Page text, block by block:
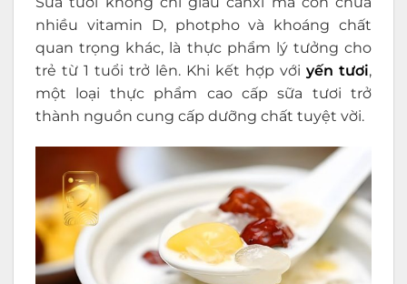
nhiều vitamin D, photpho và khoáng chất
quan trọng khác, là thực phẩm lý tưởng cho
trẻ từ 1 tuổi trở lên. Khi kết hợp với yến tươi,
một loại thực phẩm cao cấp sữa tươi trở
thành nguồn cung cấp dưỡng chất tuyệt vời.